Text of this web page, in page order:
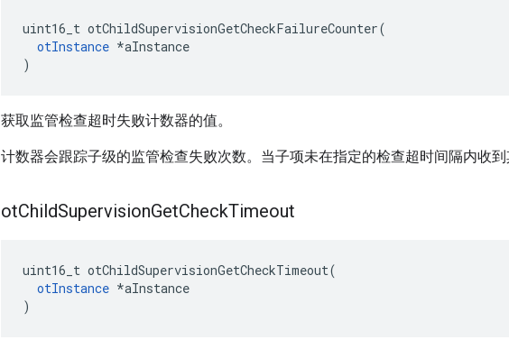
uint16_t otChildSupervisionGetCheckFailureCounter(
otInstance *aInstance
)
获取监管检查超时失败计数器的值。
计数器会跟踪子级的监管检查失败次数。当子项未在指定的检查超时间隔内收
otChildSupervisionGetCheckTimeout
uint16_t otChildSupervisionGetCheckTimeout(
otInstance *aInstance
)